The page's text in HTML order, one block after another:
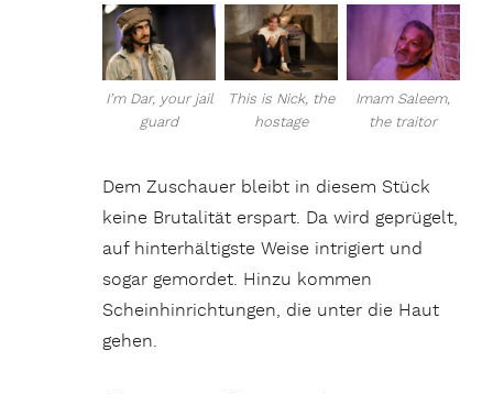
I’m Dar, your jail
guard
This is Nick, the
hostage
Imam Saleem,
the traitor
Dem Zuschauer bleibt in diesem Stück
keine Brutalität erspart. Da wird geprügelt,
auf hinterhältigste Weise intrigiert und
sogar gemordet. Hinzu kommen
Scheinhinrichtungen, die unter die Haut
gehen.